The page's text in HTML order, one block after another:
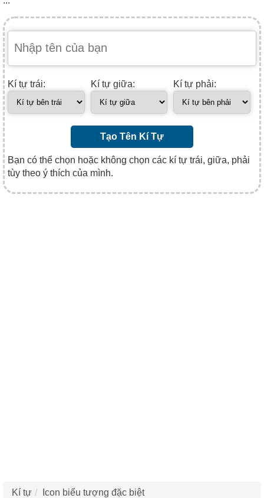
Kí tự trái: Kí tự giữa: Kí tự phải:
Tạo Tên Kí Tự
Bạn có thể chọn hoặc không chọn các kí tự trái, giữa, phải
tùy theo ý thích của mình.
Kí tự
Icon biểu tượng đặc biệt